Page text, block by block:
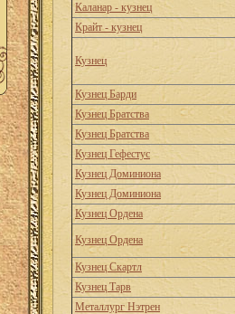
Каланар - кузнец
Крайт - кузнец
Кузнец
Кузнец Барди
Кузнец Братства
Кузнец Братства
Кузнец Гефестус
Кузнец Доминиона
Кузнец Доминиона
Кузнец Ордена
Кузнец Ордена
Кузнец Скартл
Кузнец Тарв
Металлург Нэтрен